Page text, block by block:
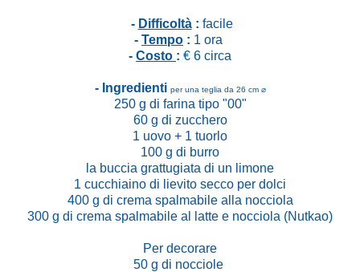
- Difficoltà: facile
- Tempo : 1 ora
- Costo : € 6 circa
- Ingredienti per una teglia da 26 cm ⌀
250 g di farina tipo "00"
60 g di zucchero
1 uovo + 1 tuorlo
100 g di burro
la buccia grattugiata di un limone
1 cucchiaino di lievito secco per dolci
400 g di crema spalmabile alla nocciola
300 g di crema spalmabile al latte e nocciola (Nutkao)
Per decorare
50 g di nocciole